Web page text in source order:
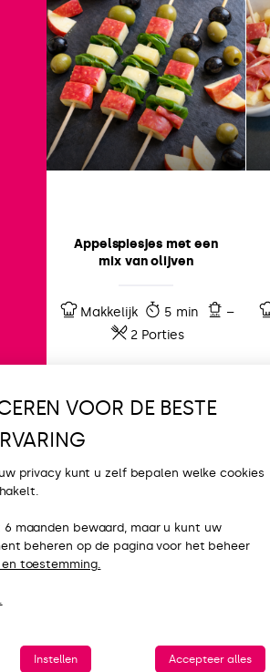
Appelspiesjes met een
mix van olijven
Makkelijk 5 min
–
2 Porties
FAQ
VOOR DE BESTE
privacy kunt u zelf bepalen welke cookies
maanden bewaard, maar u kunt uw
beheren op de pagina voor het beheer
toestemming.
Instellen Accepteer alles